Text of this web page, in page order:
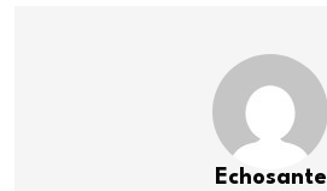
Echosante